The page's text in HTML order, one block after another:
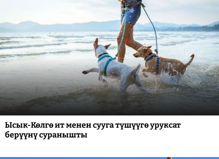
Ысык-Көлгө ит менен сууга түшүүгө уруксат
берүүнү суранышты